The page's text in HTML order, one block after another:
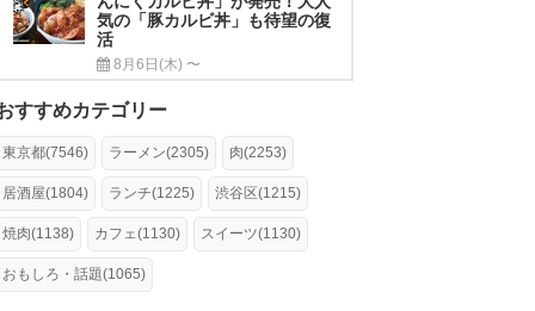
気の「豚カルビ丼」も待望の復
活
8月6日(木) 〜
すすめカテゴリー
東京都(7546) ラーメン(2305) 肉(2253)
居酒屋(1804) ランチ(1225) 渋谷区(1215)
焼肉(1138) カフェ(1130) スイーツ(1130)
おもしろ・話題(1065)